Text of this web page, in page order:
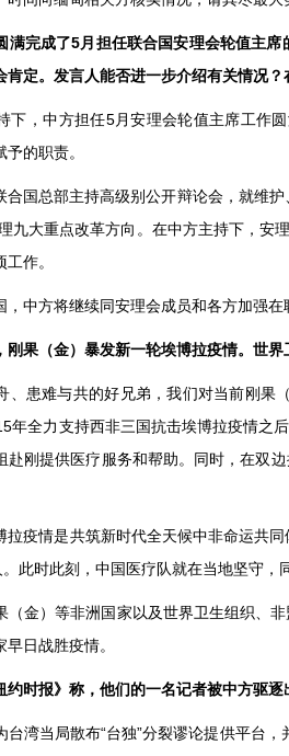
满完成了5月担任联合国安理会轮值主
肯定。发言人能否进一步介绍有关情况
下，中方担任5月安理会轮值主席工作
的职责。
合国总部主持高级别公开辩论会，就维
九大重点改革方向。在中方主持下，
作。
，中方将继续同安理会成员和各方加强
刚果（金）暴发新一轮埃博拉疫情。世
、患难与共的好兄弟，我们对当前刚
年全力支持西非三国抗击埃博拉疫情之
赴刚提供医疗服务和帮助。同时，在双
拉疫情是共筑新时代全天候中非命运共
此时此刻，中国医疗队就在当地坚守，
（金）等非洲国家以及世界卫生组织、
日战胜疫情。
约时报》称，他们的一名记者被中方驱
湾当局散布“台独”分裂谬论提供平台